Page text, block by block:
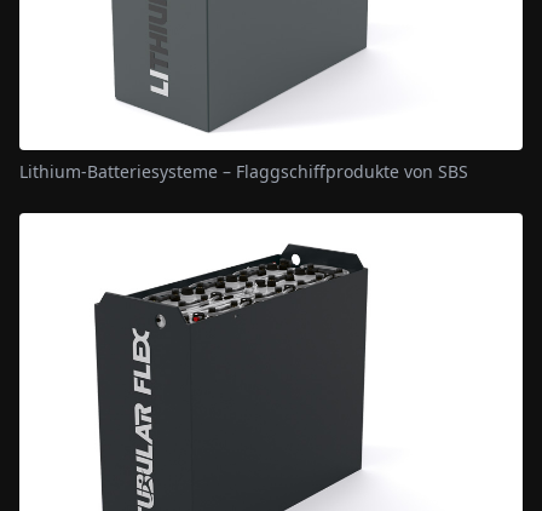
Lithium-Batteriesysteme – Flaggschiffprodukte von SBS